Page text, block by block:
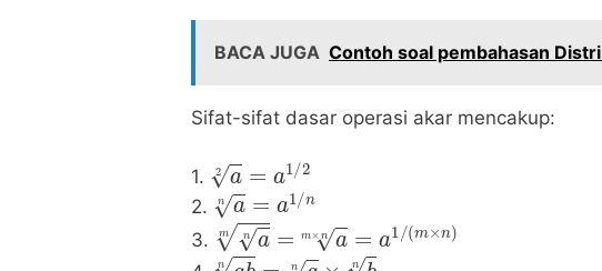
BACA JUGA Contoh soal pembahasan
Sifat-sifat dasar operasi akar mencakup:
1.
a 2= 2
2.
a n= 1/ n
3.
a nm= n= (m×n)
abn= ×b